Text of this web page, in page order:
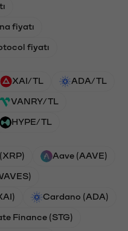
fiyatı
fiyatı
XAI/TL ADA/TL
VANRY/TL
HYPE/TL
Aave (AAVE)
Cardano (ADA)
Finance (STG)